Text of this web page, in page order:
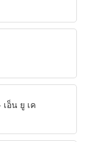
อ็น ยู เค